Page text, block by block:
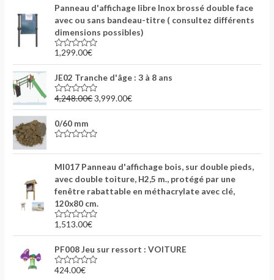
e
s
u
r
5
Panneau d'affichage libre Inox brossé double face
avec ou sans bandeau-titre ( consultez différents
dimensions possibles)
N
o
e
0
s
u
r
1,299.00€
JE02 Tranche d'âge : 3 à 8 ans
N
o
e
0
s
r
5
4,248.00€3,999.00€
0/60 mm
o
e
0
u
r
5
MI017 Panneau d'affichage bois, sur double pieds,
avec double toiture, H2,5 m., protégé par une
fenêtre rabattable en méthacrylate avec clé,
120x80 cm.
N
o
e
0
s
u
1,513.00€
PF008 Jeu sur ressort : VOITURE
N
424.00€